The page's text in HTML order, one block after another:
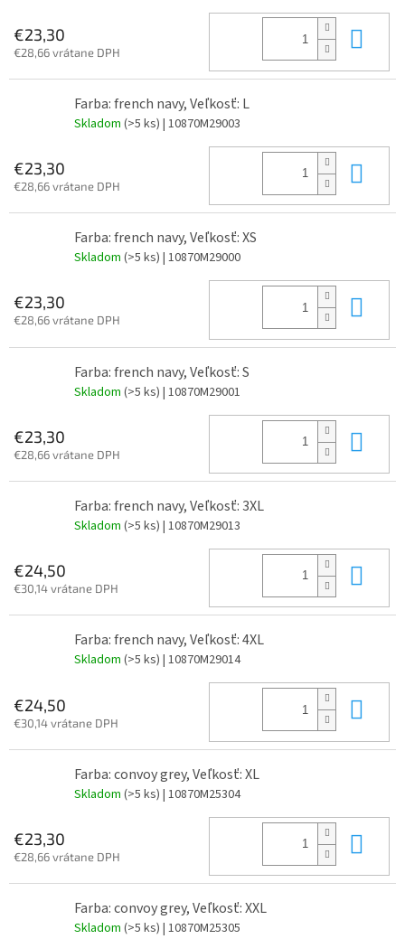
€23,30
€28,66 vrátane DPH
Farba: french navy, Veľkosť: L
Skladom (>5 ks) | 10870M29003
€23,30
€28,66 vrátane DPH
Farba: french navy, Veľkosť: XS
Skladom (>5 ks) | 10870M29000
€23,30
€28,66 vrátane DPH
Farba: french navy, Veľkosť: S
Skladom (>5 ks) | 10870M29001
€23,30
€28,66 vrátane DPH
Farba: french navy, Veľkosť: 3XL
Skladom (>5 ks) | 10870M29013
€24,50
€30,14 vrátane DPH
Farba: french navy, Veľkosť: 4XL
Skladom (>5 ks) | 10870M29014
€24,50
€30,14 vrátane DPH
Farba: convoy grey, Veľkosť: XL
Skladom (>5 ks) | 10870M25304
€23,30
€28,66 vrátane DPH
Farba: convoy grey, Veľkosť: XXL
Skladom (>5 ks) | 10870M25305